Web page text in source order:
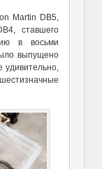
Martin DB5,
ставшего
в восьми
выпущено
удивительно,